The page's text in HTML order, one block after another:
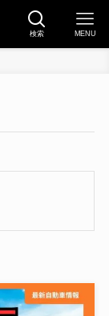
検索 MENU